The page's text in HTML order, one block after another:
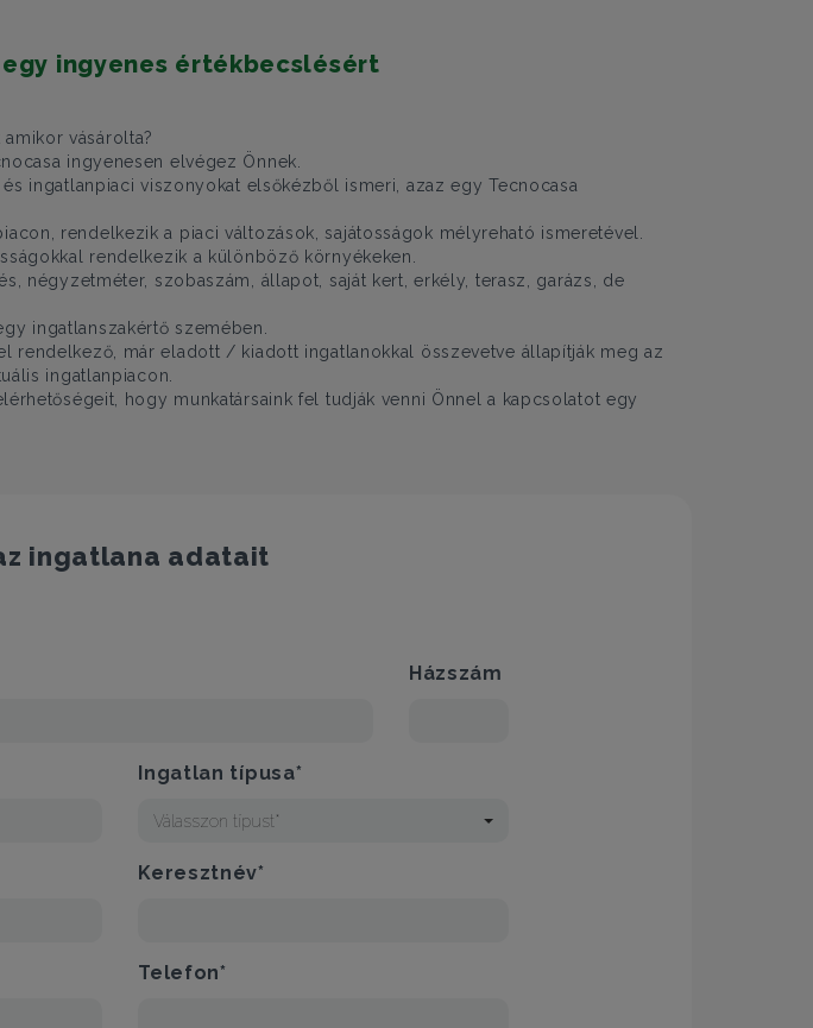
ingyenes értékbecslésért
vásárolta?
ingyenesen elvégez Önnek.
ingatlanpiaci viszonyokat elsőkézből ismeri, azaz egy Tecnocasa
rendelkezik a piaci változások, sajátosságok mélyreható ismeretével.
rendelkezik a különböző környékeken.
négyzetméter, szobaszám, állapot, saját kert, erkély, terasz, garázs, de
ingatlanszakértő szemében.
rendelkező, már eladott / kiadott ingatlanokkal összevetve állapítják meg az
ingatlanpiacon.
hogy munkatársaink fel tudják venni Önnel a kapcsolatot egy
ingatlana adatait
Házszám
Ingatlan típusa*
Válasszon típust*
Keresztnév*
Telefon*